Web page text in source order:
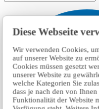
Diese Webseite
Wir verwenden Cookies,
auf unserer Website zu
Cookies müssen gesetzt
unserer Website zu
welche Kategorien Sie
dass je nach den von
Funktionalität der Website